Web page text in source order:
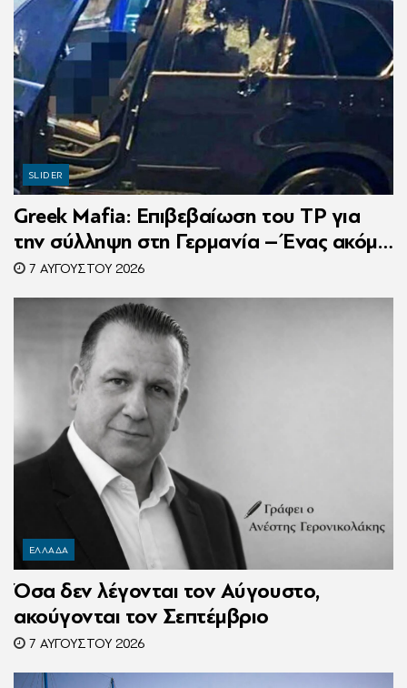
SLIDER
Greek Mafia: Επιβεβαίωση τoυ ΤP για
την σύλληψη στη Γερμανία – Ένας ακόμη
κατηγορούμενος για τον θάνατο του
Ζαμπούνη
7 ΑΥΓΟΎΣΤΟΥ 2026
ΕΛΛΑΔΑ
Όσα δεν λέγονται τον Αύγουστο,
ακούγονται τον Σεπτέμβριο
7 ΑΥΓΟΎΣΤΟΥ 2026